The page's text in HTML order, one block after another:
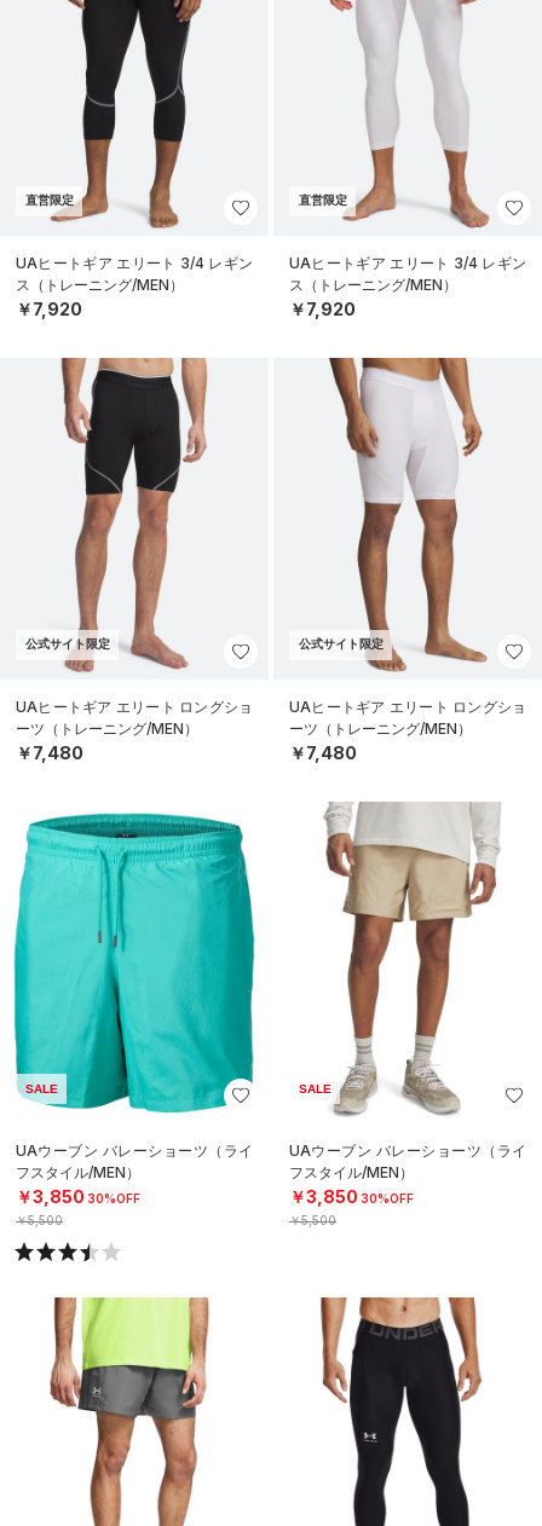
直営限定
UAヒートギア エリート 3/4 レギン
ス（トレーニング/MEN）
￥7,920
直営限定
UAヒートギア エリート 3/4 レギン
ス（トレーニング/MEN）
￥7,920
公式サイト限定
UAヒートギア エリート ロングショ
ーツ（トレーニング/MEN）
￥7,480
公式サイト限定
UAヒートギア エリート ロングショ
ーツ（トレーニング/MEN）
￥7,480
SALE
UAウーブン バレーショーツ（ライ
フスタイル/MEN）
￥3,850 30%OFF
￥5,500
SALE
UAウーブン バレーショーツ（ライ
フスタイル/MEN）
￥3,850 30%OFF
￥5,500